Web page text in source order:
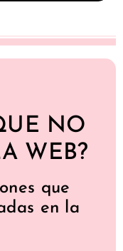
NO
WEB?
que
en la